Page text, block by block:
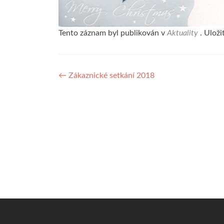
Tento záznam byl publikován v Aktuality .
Navigace
← Zákaznické setkání 2018